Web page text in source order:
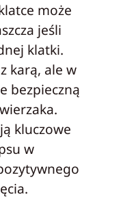
może
jeśli
klatki.
karą, ale w
bezpieczną
kluczowe
w